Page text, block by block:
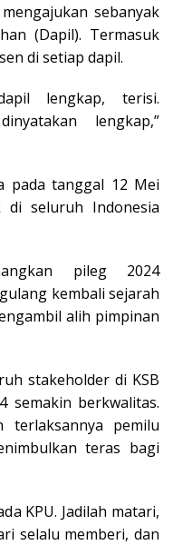
sebanyak
(Dapil). Termasuk
di setiap dapil.
lengkap, terisi.
lengkap,”
pada tanggal 12 Mei
di seluruh Indonesia
pileg 2024
kembali sejarah
alih pimpinan
stakeholder di KSB
semakin berkwalitas.
terlaksannya pemilu
teras bagi
KPU. Jadilah matari,
selalu memberi, dan